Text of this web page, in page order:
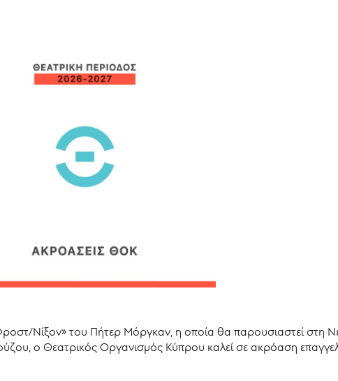
Νίξον» του Πήτερ Μόργκαν, η οποία θα παρουσιαστεί στη
ο Θεατρικός Οργανισμός Κύπρου καλεί σε ακρόαση